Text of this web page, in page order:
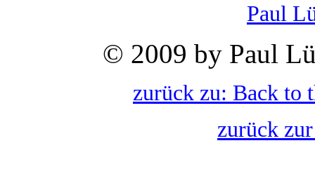
Paul
© 2009 by Paul
zurück zu: Back to
zurück